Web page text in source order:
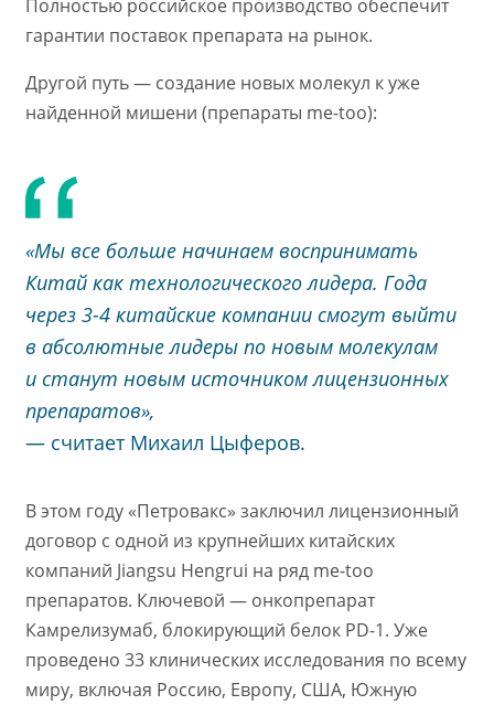
Полностью российское производство обеспечит
гарантии поставок препарата на рынок.
Другой путь — создание новых молекул к уже
найденной мишени (препараты me-too):
«Мы все больше начинаем воспринимать
Китай как технологического лидера. Года
через 3-4 китайские компании смогут выйти
в абсолютные лидеры по новым молекулам
и станут новым источником лицензионных
препаратов»,
— считает Михаил Цыферов.
В этом году «Петровакс» заключил лицензионный
договор с одной из крупнейших китайских
компаний Jiangsu Hengrui на ряд me-too
препаратов. Ключевой — онкопрепарат
Камрелизумаб, блокирующий белок PD-1. Уже
проведено 33 клинических исследования по всему
миру, включая Россию, Европу, США, Южную